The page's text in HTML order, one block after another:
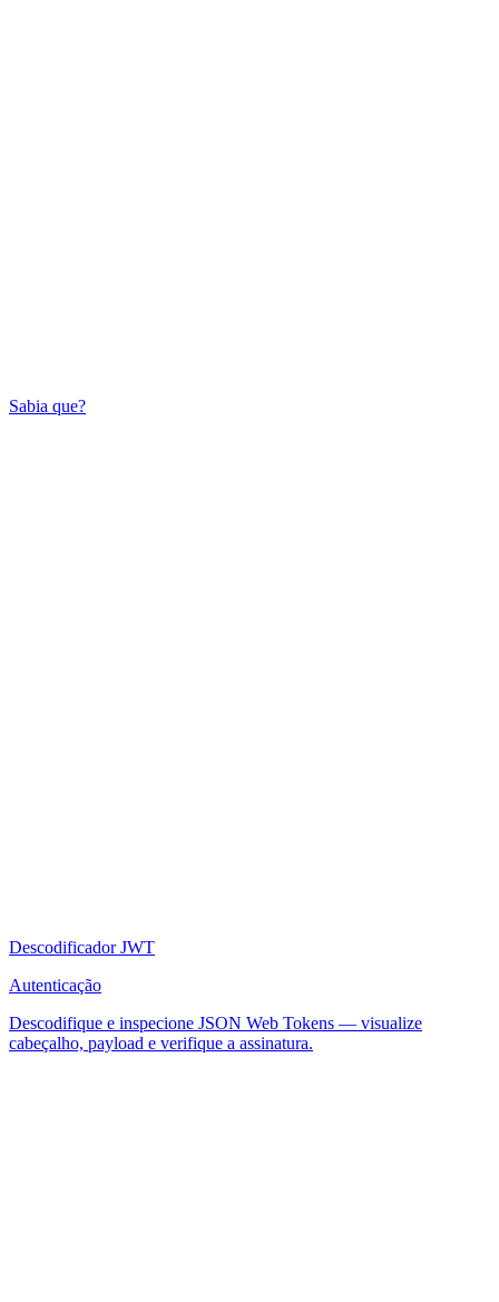
Sabia que?
Descodificador JWT
Autenticação
Descodifique e inspecione JSON Web Tokens — visualize
cabeçalho, payload e verifique a assinatura.